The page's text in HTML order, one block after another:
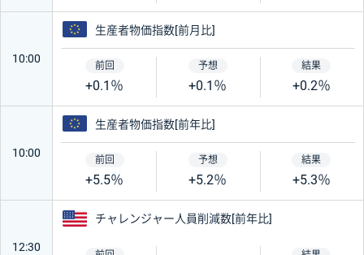
10:00
ユーロ
生産者物価指数[前月比]
+0.1％ +0.1％ +0.2％
10:00
ユーロ
生産者物価指数[前年比]
+5.5％ +5.2％ +5.3％
12:30
アメリカ
チャレンジャー人員削減数[前年比]